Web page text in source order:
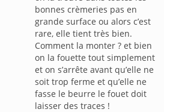
bonnes crèmeries pas en
grande surface ou alors c’est
rare, elle tient très bien.
Comment la monter ? et bien
on la fouette tout simplement
et on s’arrête avant qu’elle ne
soit trop ferme et qu’elle ne
fasse le beurre le fouet doit
laisser des traces !